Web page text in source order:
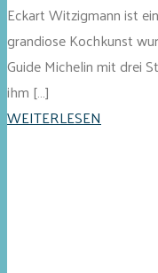
Eckart Witzigmann ist
grandiose Kochkunst
Guide Michelin mit drei
ihm […]
WEITERLESEN